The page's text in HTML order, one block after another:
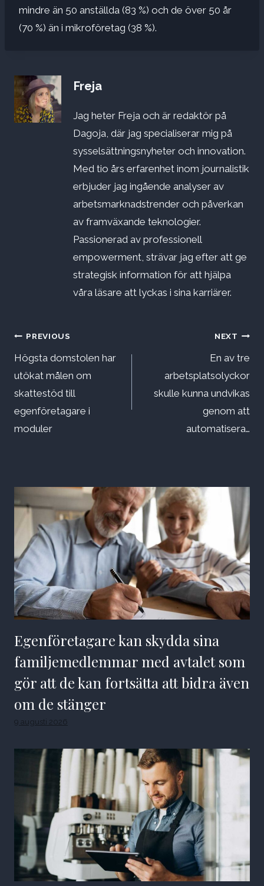
mindre än 50 anställda (83 %) och de över 50 år
(70 %) än i mikroföretag (38 %).
Freja
Jag heter Freja och är redaktör på
Dagoja, där jag specialiserar mig på
sysselsättningsnyheter och innovation.
Med tio års erfarenhet inom journalistik
erbjuder jag ingående analyser av
arbetsmarknadstrender och påverkan
av framväxande teknologier.
Passionerad av professionell
empowerment, strävar jag efter att ge
strategisk information för att hjälpa
våra läsare att lyckas i sina karriärer.
Inläggsnavigering
PREVIOUS
Högsta domstolen har
utökat målen om
skattestöd till
egenföretagare i
moduler
NEXT
En av tre
arbetsplatsolyckor
skulle kunna undvikas
genom att
automatisera…
Egenföretagare kan skydda sina
familjemedlemmar med avtalet som
gör att de kan fortsätta att bidra även
om de stänger
9 augusti 2026